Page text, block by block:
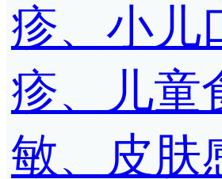
疹、小儿
疹、儿童
敏、皮肤